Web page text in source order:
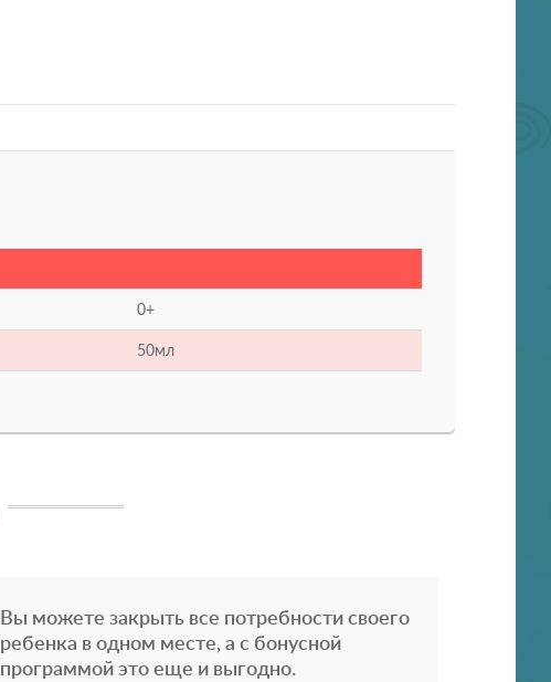
0+
50мл
Вы можете закрыть все потребности своего
ребенка в одном месте, а с бонусной
программой это еще и выгодно.